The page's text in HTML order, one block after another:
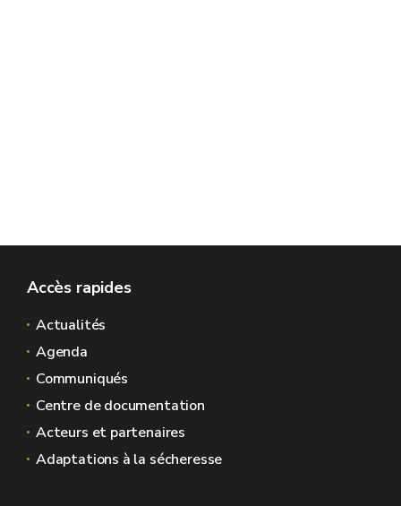
Accès rapides
Actualités
Agenda
Communiqués
Centre de documentation
Acteurs et partenaires
Adaptations à la sécheresse